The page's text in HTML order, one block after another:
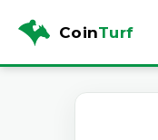
CoinTurf